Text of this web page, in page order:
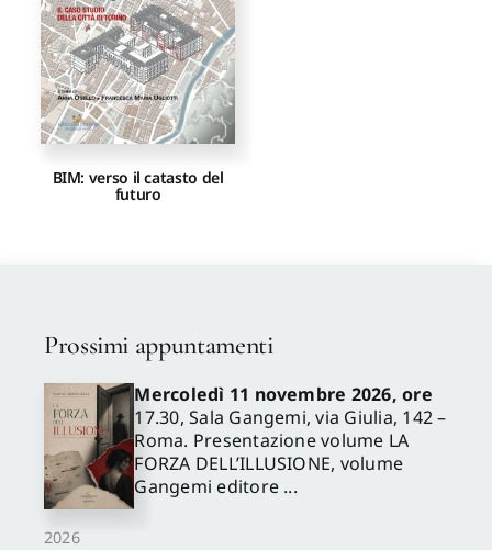
Proposte di pubblicazione
Gangemi Editore
Newsletter
BIM: verso il catasto del
futuro
Prossimi appuntamenti
2026
Mercoledì 11 novembre 2026, ore
17.30, Sala Gangemi, via Giulia, 142 –
Roma. Presentazione volume LA
FORZA DELL’ILLUSIONE, volume
Gangemi editore ...